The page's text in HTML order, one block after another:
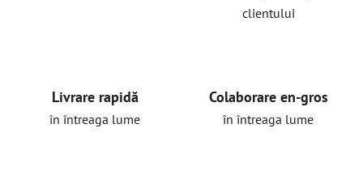
clientului
Livrare rapidă
în întreaga lume
Colaborare en-gros
în întreaga lume